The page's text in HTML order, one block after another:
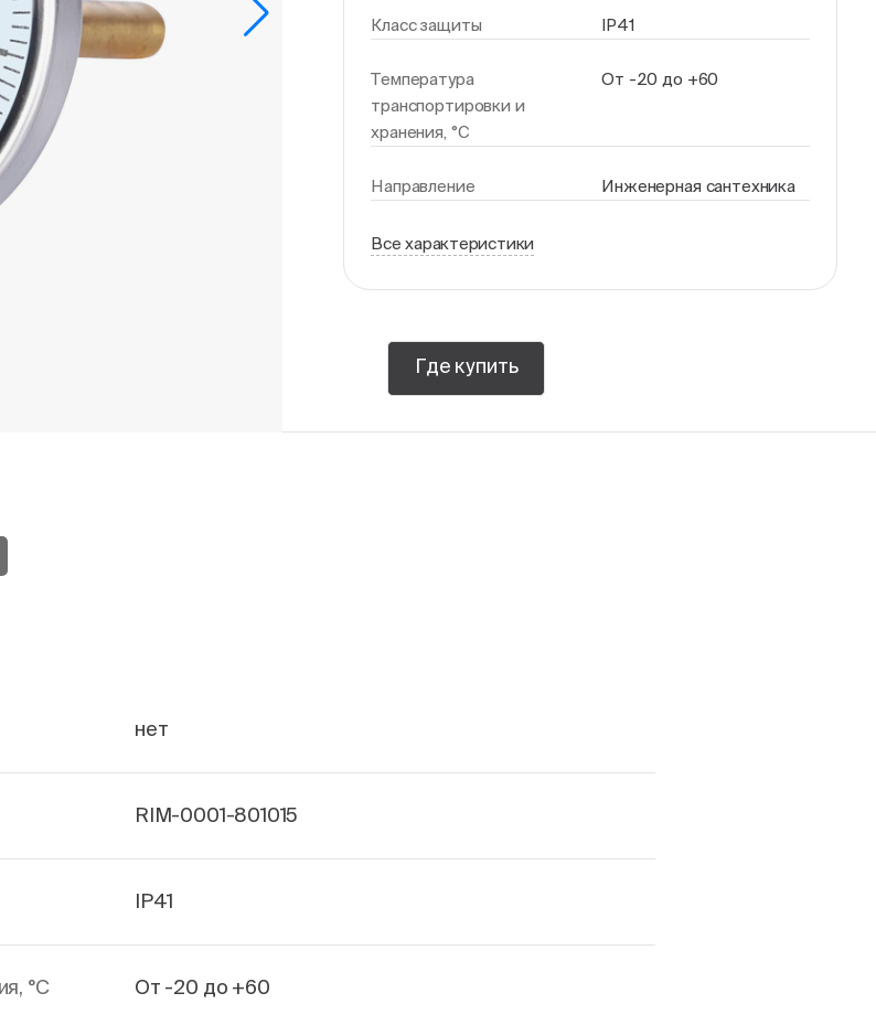
Класс защиты IP41
Температура
транспортировки и
хранения, °С
От -20 до +60
Направление Инженерная сантехника
Все характеристики
Где купить
нет
RIM-0001-801015
IP41
°С От -20 до +60